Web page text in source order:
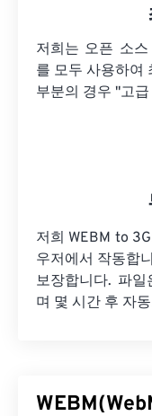
저희는 오픈 소
를 모두 사용하여
부분의 경우 "고
저희 WEBM to
우저에서 작동합
보장합니다. 파
며 몇 시간 후 자